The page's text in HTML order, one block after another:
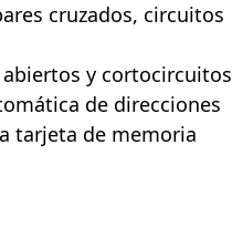
cruzados, circuitos
y cortocircuitos
de direcciones
tarjeta de memoria